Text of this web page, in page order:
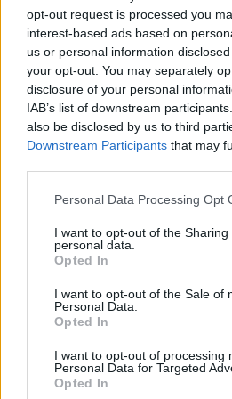
opt-out request is processed you
interest-based ads based on
us or personal information
your opt-out. You may separately
disclosure of your personal
IAB’s list of downstream
also be disclosed by us to third
Downstream Participants that may
Personal Data Processing Opt
I want to opt-out of the Sharing
personal data.
Opted In
I want to opt-out of the Sale of
Personal Data.
Opted In
I want to opt-out of processing
Personal Data for Targeted
Opted In
18.7.2026 04:23 | BŘECLAV (ČTK)
Diskuse: 70
tím
se znovu ozývají hlasy některých
řešit vypuštěním přinejmenším dolní
prostředí Igor Červený (Motoristé) na
vypuštění nádrže a priori neodmítá,
Ekologické organizace: Úpravy
motivaci ke snižování emisí
Diskuse: 1
velkým znečišťovatelům. Ve společné